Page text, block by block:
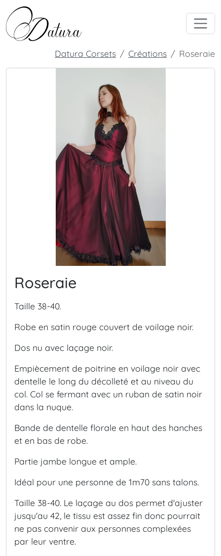
Datura Corsets Créations Roseraie
Roseraie
Taille 38-40.
Robe en satin rouge couvert de voilage noir.
Dos nu avec laçage noir.
Empiècement de poitrine en voilage noir avec
dentelle le long du décolleté et au niveau du
col. Col se fermant avec un ruban de satin noir
dans la nuque.
Bande de dentelle florale en haut des hanches
et en bas de robe.
Partie jambe longue et ample.
Idéal pour une personne de 1m70 sans talons.
Taille 38-40. Le laçage au dos permet d'ajuster
jusqu'au 42, le tissu est assez fin donc pourrait
ne pas convenir aux personnes complexées
par leur ventre.